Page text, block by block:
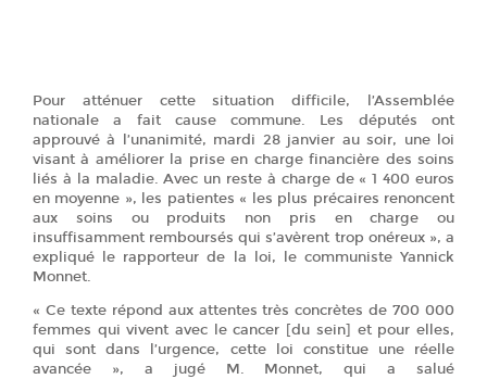
Pour atténuer cette situation difficile, l’Assemblée
nationale a fait cause commune. Les députés ont
approuvé à l’unanimité, mardi 28 janvier au soir, une loi
visant à améliorer la prise en charge financière des soins
liés à la maladie. Avec un reste à charge de « 1 400 euros
en moyenne », les patientes « les plus précaires renoncent
aux soins ou produits non pris en charge ou
insuffisamment remboursés qui s’avèrent trop onéreux », a
expliqué le rapporteur de la loi, le communiste Yannick
Monnet.
« Ce texte répond aux attentes très concrètes de 700 000
femmes qui vivent avec le cancer [du sein] et pour elles,
qui sont dans l’urgence, cette loi constitue une réelle
avancée », a jugé M. Monnet, qui a salué